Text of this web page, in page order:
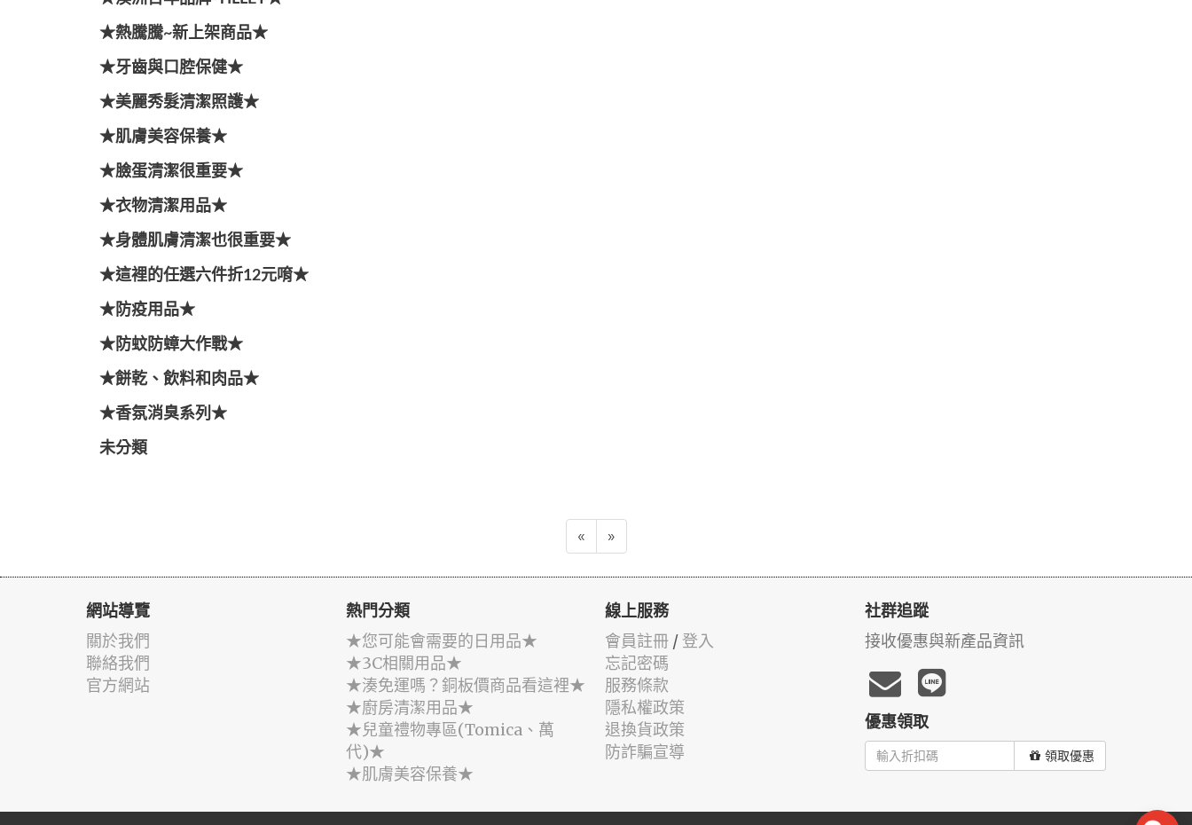
★熱騰騰~新上架商品★
★牙齒與口腔保健★
★美麗秀髮清潔照護★
★肌膚美容保養★
★臉蛋清潔很重要★
★衣物清潔用品★
★身體肌膚清潔也很重要★
★這裡的任選六件折12元唷★
★防疫用品★
★防蚊防蟑大作戰★
★餅乾、飲料和肉品★
★香氛消臭系列★
未分類
« »
網站導覽
關於我們
聯絡我們
官方網站
熱門分類
★您可能會需要的日用品★
★3C相關用品★
★湊免運嗎？銅板價商品看這裡★
★廚房清潔用品★
★兒童禮物專區(Tomica、萬
代)★
★肌膚美容保養★
線上服務
會員註冊 / 登入
忘記密碼
服務條款
隱私權政策
退換貨政策
防詐騙宣導
社群追蹤
接收優惠與新產品資訊
優惠領取
領取優惠